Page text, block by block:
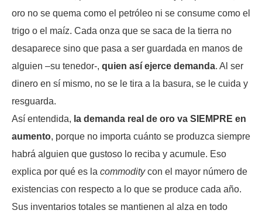
oro no se quema como el petróleo ni se consume como el
trigo o el maíz. Cada onza que se saca de la tierra no
desaparece sino que pasa a ser guardada en manos de
alguien –su tenedor-, quien así ejerce demanda. Al ser
dinero en sí mismo, no se le tira a la basura, se le cuida y
resguarda.
Así entendida, la demanda real de oro va SIEMPRE en
aumento, porque no importa cuánto se produzca siempre
habrá alguien que gustoso lo reciba y acumule. Eso
explica por qué es la commoditycon el mayor número de
existencias con respecto a lo que se produce cada año.
Sus inventarios totales se mantienen al alza en todo